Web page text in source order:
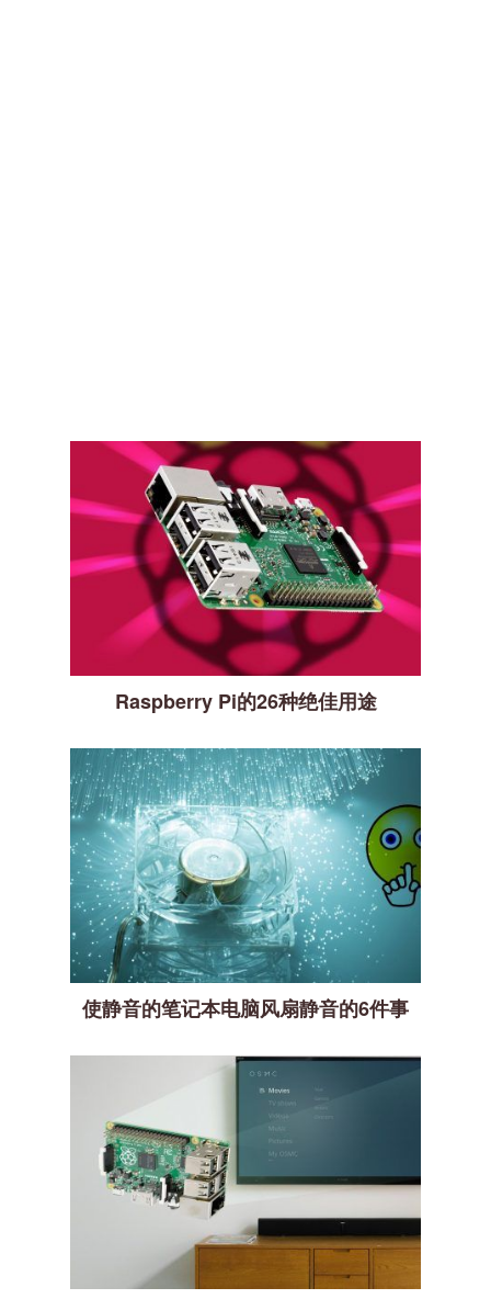
Raspberry Pi的26种绝佳用途
使静音的笔记本电脑风扇静音的6件事